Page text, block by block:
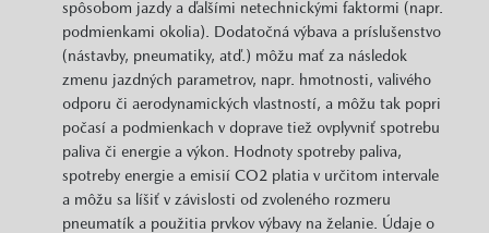
spôsobom jazdy a ďalšími netechnickými faktormi (napr.
podmienkami okolia). Dodatočná výbava a príslušenstvo
(nástavby, pneumatiky, atď.) môžu mať za následok
zmenu jazdných parametrov, napr. hmotnosti, valivého
odporu či aerodynamických vlastností, a môžu tak popri
počasí a podmienkach v doprave tiež ovplyvniť spotrebu
paliva či energie a výkon. Hodnoty spotreby paliva,
spotreby energie a emisií CO2 platia v určitom intervale
a môžu sa líšiť v závislosti od zvoleného rozmeru
pneumatík a použitia prvkov výbavy na želanie. Údaje o